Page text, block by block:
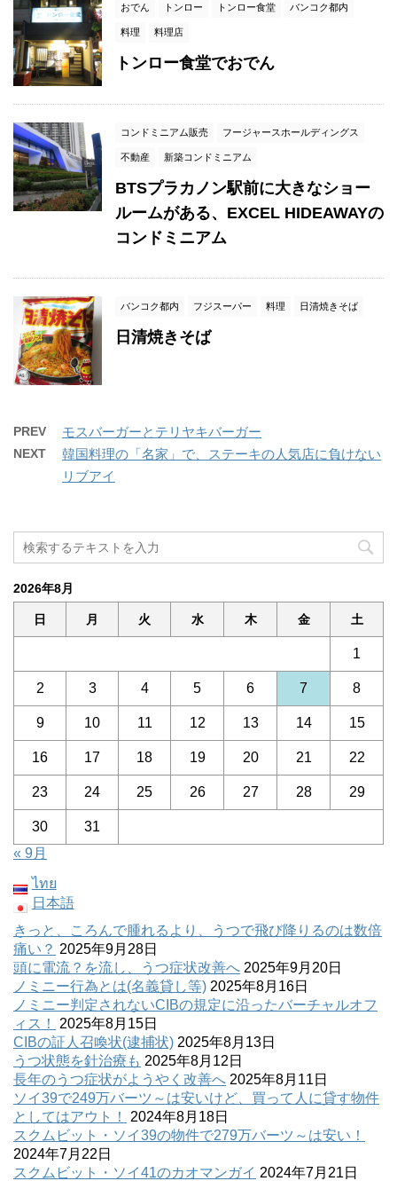
おでん トンロー トンロー食堂 バンコク都内
料理 料理店
トンロー食堂でおでん
コンドミニアム販売 フージャースホールディングス
不動産 新築コンドミニアム
BTSプラカノン駅前に大きなショー
ルームがある、EXCEL HIDEAWAYの
コンドミニアム
バンコク都内 フジスーパー 料理 日清焼きそば
日清焼きそば
PREV モスバーガーとテリヤキバーガー
NEXT
韓国料理の「名家」で、ステーキの人気店に負けない
リブアイ
2026年8月
日 月 火 水 木 金 土
1
2 3 4 5 6 7 8
9 10 11 12 13 14 15
16 17 18 19 20 21 22
23 24 25 26 27 28 29
30
31
« 9月
ไทย
日本語
きっと、ころんで腫れるより、うつで飛び降りるのは数倍
痛い？ 2025年9月28日
頭に電流？を流し、うつ症状改善へ 2025年9月20日
ノミニー行為とは(名義貸し等) 2025年8月16日
ノミニー判定されないCIBの規定に沿ったバーチャルオフ
ィス！
2025年8月15日
CIBの証人召喚状(逮捕状) 2025年8月13日
うつ状態を針治療も 2025年8月12日
長年のうつ症状がようやく改善へ 2025年8月11日
ソイ39で249万バーツ～は安いけど、買って人に貸す物件
としてはアウト！
2024年8月18日
スクムビット・ソイ39の物件で279万バーツ～は安い！
2024年7月22日
スクムビット・ソイ41のカオマンガイ 2024年7月21日